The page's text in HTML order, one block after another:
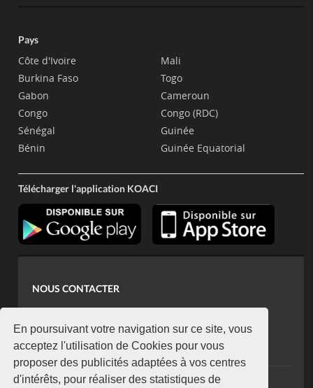
En poursuivant votre navigation sur ce site, vous
acceptez l'utilisation de Cookies pour vous
proposer des publicités adaptées à vos centres
d'intérêts, pour réaliser des statistiques de
Pays
Côte d'Ivoire
Burkina Faso
Gabon
Congo
Sénégal
Bénin
Mali
Togo
Cameroun
Congo (RDC)
Guinée
Guinée Equatorial
Télécharger l'application KOACI
NOUS CONTACTER
koaci@yahoo.fr
+225 07 08 85 52 93